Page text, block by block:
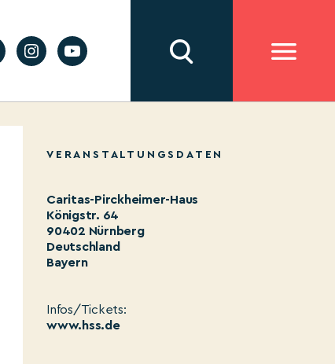
VERANSTALTUNGSDATEN
Caritas-Pirckheimer-Haus
Königstr. 64
90402 Nürnberg
Deutschland
Bayern
Infos/Tickets:
www.hss.de